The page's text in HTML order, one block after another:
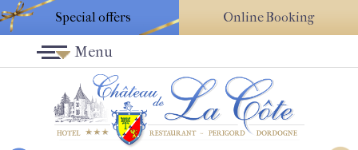
Special offers Online Booking
Menu